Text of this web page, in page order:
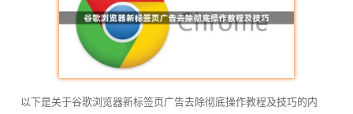
以下是关于谷歌浏览器新标签页广告去除彻底操作教程及技巧的内